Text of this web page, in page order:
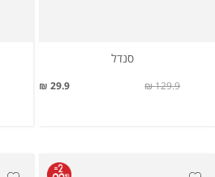
סנדל
29.9 ₪ 129.9 ₪